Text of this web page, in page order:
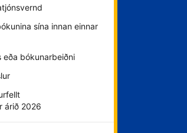
sína innan einnar
eða bókunarbeiðni
árið 2026